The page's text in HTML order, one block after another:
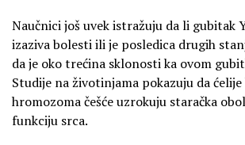
Naučnici još uvek istražuju da li gubitak
izaziva bolesti ili je posledica drugih
da je oko trećina sklonosti ka ovom
Studije na životinjama pokazuju da ćelije
hromozoma češće uzrokuju staračka
funkciju srca.